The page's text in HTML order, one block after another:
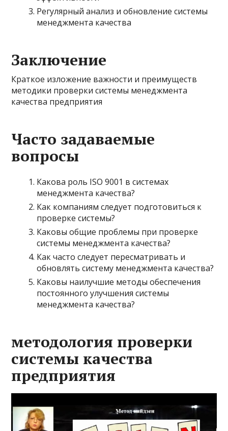
Регулярный анализ и обновление системы
менеджмента качества
Заключение
Краткое изложение важности и преимуществ
методики проверки системы менеджмента
качества предприятия
Часто задаваемые
вопросы
Какова роль ISO 9001 в системах
менеджмента качества?
Как компаниям следует подготовиться к
проверке системы?
Каковы общие проблемы при проверке
системы менеджмента качества?
Как часто следует пересматривать и
обновлять систему менеджмента качества?
Каковы наилучшие методы обеспечения
постоянного улучшения системы
менеджмента качества?
методология проверки
системы качества
предприятия